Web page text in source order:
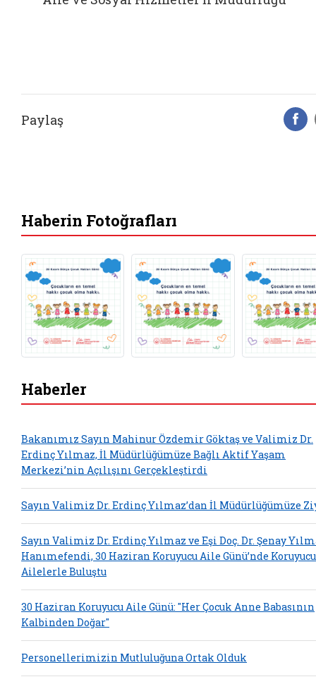
Paylaş
Haberin Fotoğrafları
Haberler
Bakanımız Sayın Mahinur Özdemir Göktaş ve Valimiz Dr.
Erdinç Yılmaz, İl Müdürlüğümüze Bağlı Aktif Yaşam
Merkezi’nin Açılışını Gerçekleştirdi
Sayın Valimiz Dr. Erdinç Yılmaz’dan İl Müdürlüğümüze
Sayın Valimiz Dr. Erdinç Yılmaz ve Eşi Doç. Dr. Şenay
Hanımefendi, 30 Haziran Koruyucu Aile Günü’nde Koruyucu
Ailelerle Buluştu
30 Haziran Koruyucu Aile Günü: "Her Çocuk Anne Babasının
Kalbinden Doğar"
Personellerimizin Mutluluğuna Ortak Olduk